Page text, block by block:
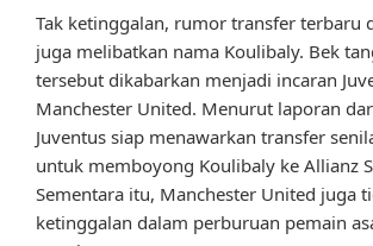
Tak ketinggalan, rumor transfer terbaru
juga melibatkan nama Koulibaly. Bek
tersebut dikabarkan menjadi incaran
Manchester United. Menurut laporan
Juventus siap menawarkan transfer
untuk memboyong Koulibaly ke Allianz
Sementara itu, Manchester United juga
ketinggalan dalam perburuan pemain